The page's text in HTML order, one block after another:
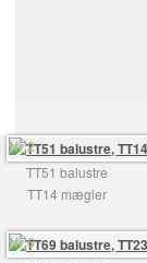
TT51 balustre
TT14 mægler
Nr 2
Nr 6